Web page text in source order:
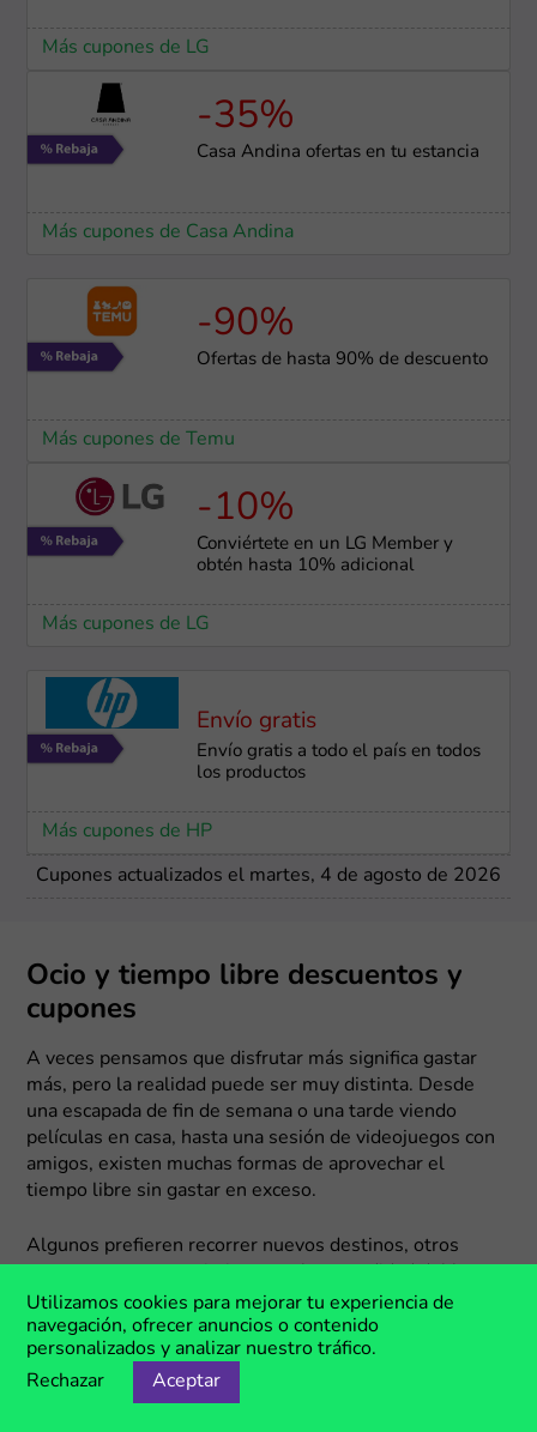
Más cupones de LG
-35%
Casa Andina ofertas en tu estancia
Más cupones de Casa Andina
-90%
Ofertas de hasta 90% de descuento
Más cupones de Temu
-10%
Conviértete en un LG Member y
obtén hasta 10% adicional
Más cupones de LG
Envío gratis
Envío gratis a todo el país en todos
los productos
Más cupones de HP
Cupones actualizados el martes, 4 de agosto de 2026
Ocio y tiempo libre descuentos y
cupones
A veces pensamos que disfrutar más significa gastar
más, pero la realidad puede ser muy distinta. Desde
una escapada de fin de semana o una tarde viendo
películas en casa, hasta una sesión de videojuegos con
amigos, existen muchas formas de aprovechar el
tiempo libre sin gastar en exceso.
Algunos prefieren recorrer nuevos destinos, otros
y muchos aprovechan sus horas libres para explorar
mundos virtuales. Sea cual sea tu estilo, aprovechar los
cupones puede ayudarte a disfrutar más experiencias
por menos dinero.
Utilizamos cookies para mejorar tu experiencia de
navegación, ofrecer anuncios o contenido
personalizados y analizar nuestro tráfico.
Rechazar
Aceptar